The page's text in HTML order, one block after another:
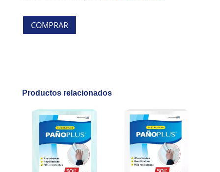
COMPRAR
Productos relacionados